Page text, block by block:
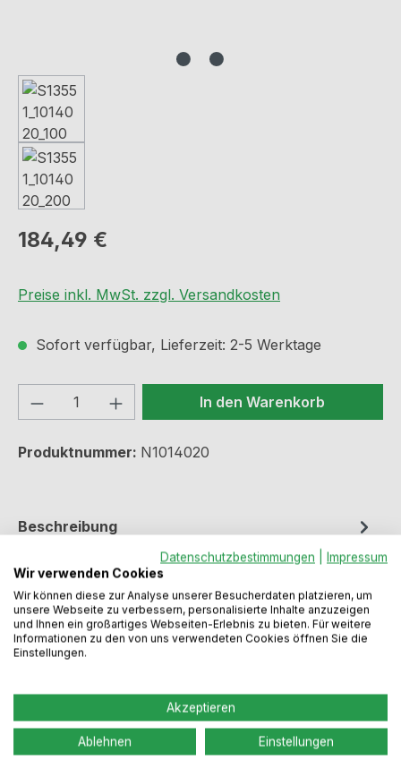
Regulärer Preis:
184,49 €
Preise inkl. MwSt. zzgl. Versandkosten
Sofort verfügbar, Lieferzeit: 2-5 Werktage
Produkt Anzahl: Gib denIn den Warenkorb
Produktnummer: N1014020
Beschreibung
Mit AbtropfflächeAb Schrankbreite 45,0
cmReversibel3½"
KorbventilDrehexzentergarniturAusschnittmaß ca.
770 x 480 mmMehr
Dokumente / Videos
Bewertungen
Datenschutzbestimmungen
Impressum
Wir verwenden Cookies
Wir können diese zur Analyse unserer Besucherdaten platzieren, um
unsere Webseite zu verbessern, personalisierte Inhalte anzuzeigen
und Ihnen ein großartiges Webseiten-Erlebnis zu bieten. Für weitere
Informationen zu den von uns verwendeten Cookies öffnen Sie die
Einstellungen.
Akzeptieren
Ablehnen Einstellungen